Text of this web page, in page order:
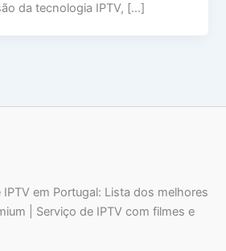
da tecnologia IPTV, […]
em Portugal: Lista dos melhores
| Serviço de IPTV com filmes e